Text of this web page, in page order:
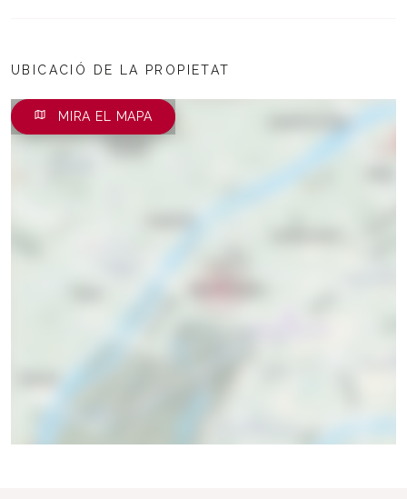
UBICACIÓ DE LA PROPIETAT
MIRA EL MAPA